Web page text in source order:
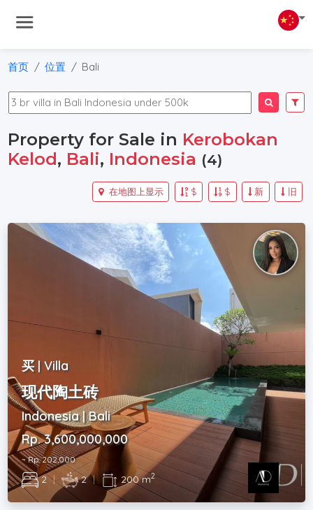
首页 位置 Bali
Property for Sale in Kerobokan
Kelod, Bali, Indonesia (4)
旧
新
$
$
在地图上显示
买 | Villa
现代陶土砖
Indonesia | Bali
Rp. 3,600,000,000
~ Rp. 202,000
2 | 2 | 200 m2